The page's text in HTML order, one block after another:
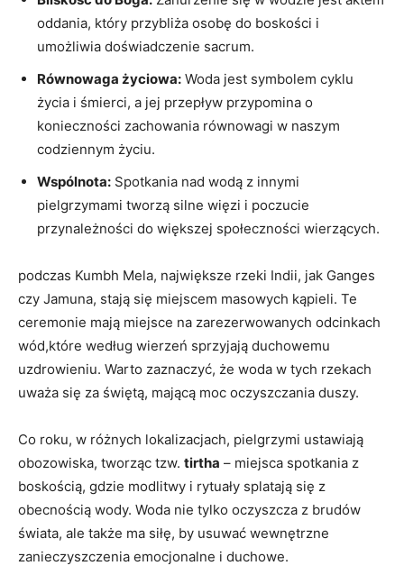
oddania, który przybliża osobę do boskości i
umożliwia doświadczenie sacrum.
Równowaga życiowa: Woda jest symbolem cyklu
życia i śmierci, a jej przepływ przypomina o
konieczności zachowania równowagi w naszym
codziennym życiu.
Wspólnota: Spotkania nad wodą z innymi
pielgrzymami tworzą silne więzi i poczucie
przynależności do większej społeczności wierzących.
podczas Kumbh Mela, największe rzeki Indii, jak Ganges
czy Jamuna, stają się miejscem masowych kąpieli. Te
ceremonie mają miejsce na zarezerwowanych odcinkach
wód,które według wierzeń sprzyjają duchowemu
uzdrowieniu. Warto zaznaczyć, że woda w tych rzekach
uważa się za świętą, mającą moc oczyszczania duszy.
Co roku, w różnych lokalizacjach, pielgrzymi ustawiają
obozowiska, tworząc tzw. tirtha – miejsca spotkania z
boskością, gdzie modlitwy i rytuały splatają się z
obecnością wody. Woda nie tylko oczyszcza z brudów
świata, ale także ma siłę, by usuwać wewnętrzne
zanieczyszczenia emocjonalne i duchowe.